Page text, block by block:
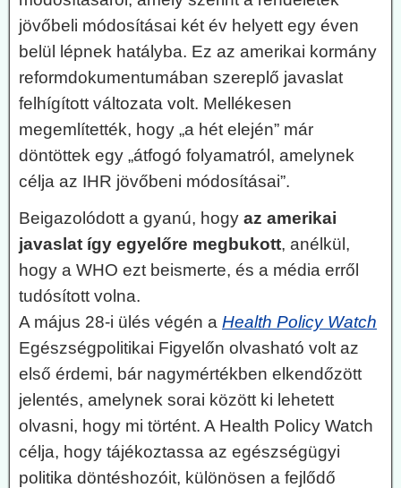
jövőbeli módosításai két év helyett egy éven
belül lépnek hatályba. Ez az amerikai kormány
reformdokumentumában szereplő javaslat
felhígított változata volt. Mellékesen
megemlítették, hogy „a hét elején” már
döntöttek egy „átfogó folyamatról, amelynek
célja az IHR jövőbeni módosításai”.
Beigazolódott a gyanú, hogy az amerikai
javaslat így egyelőre megbukott, anélkül,
hogy a WHO ezt beismerte, és a média erről
tudósított volna.
A május 28-i ülés végén a Health Policy Watch
Egészségpolitikai Figyelőn olvasható volt az
első érdemi, bár nagymértékben elkendőzött
jelentés, amelynek sorai között ki lehetett
olvasni, hogy mi történt. A Health Policy Watch
célja, hogy tájékoztassa az egészségügyi
politika döntéshozóit, különösen a fejlődő